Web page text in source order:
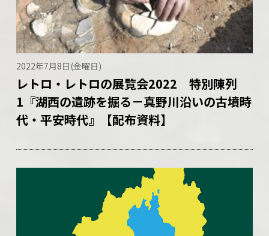
2022年7月8日(金曜日)
レトロ・レトロの展覧会2022 特別陳列
1『湖西の遺跡を掘る－真野川沿いの古墳時
代・平安時代』【配布資料】